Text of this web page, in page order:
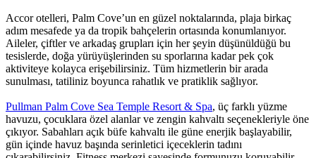
Accor otelleri, Palm Cove’un en güzel noktalarında, plaja birkaç
adım mesafede ya da tropik bahçelerin ortasında konumlanıyor.
Aileler, çiftler ve arkadaş grupları için her şeyin düşünüldüğü bu
tesislerde, doğa yürüyüşlerinden su sporlarına kadar pek çok
aktiviteye kolayca erişebilirsiniz. Tüm hizmetlerin bir arada
sunulması, tatiliniz boyunca rahatlık ve pratiklik sağlıyor.
Pullman Palm Cove Sea Temple Resort & Spa, üç farklı yüzme
havuzu, çocuklara özel alanlar ve zengin kahvaltı seçenekleriyle öne
çıkıyor. Sabahları açık büfe kahvaltı ile güne enerjik başlayabilir,
gün içinde havuz başında serinletici içeceklerin tadını